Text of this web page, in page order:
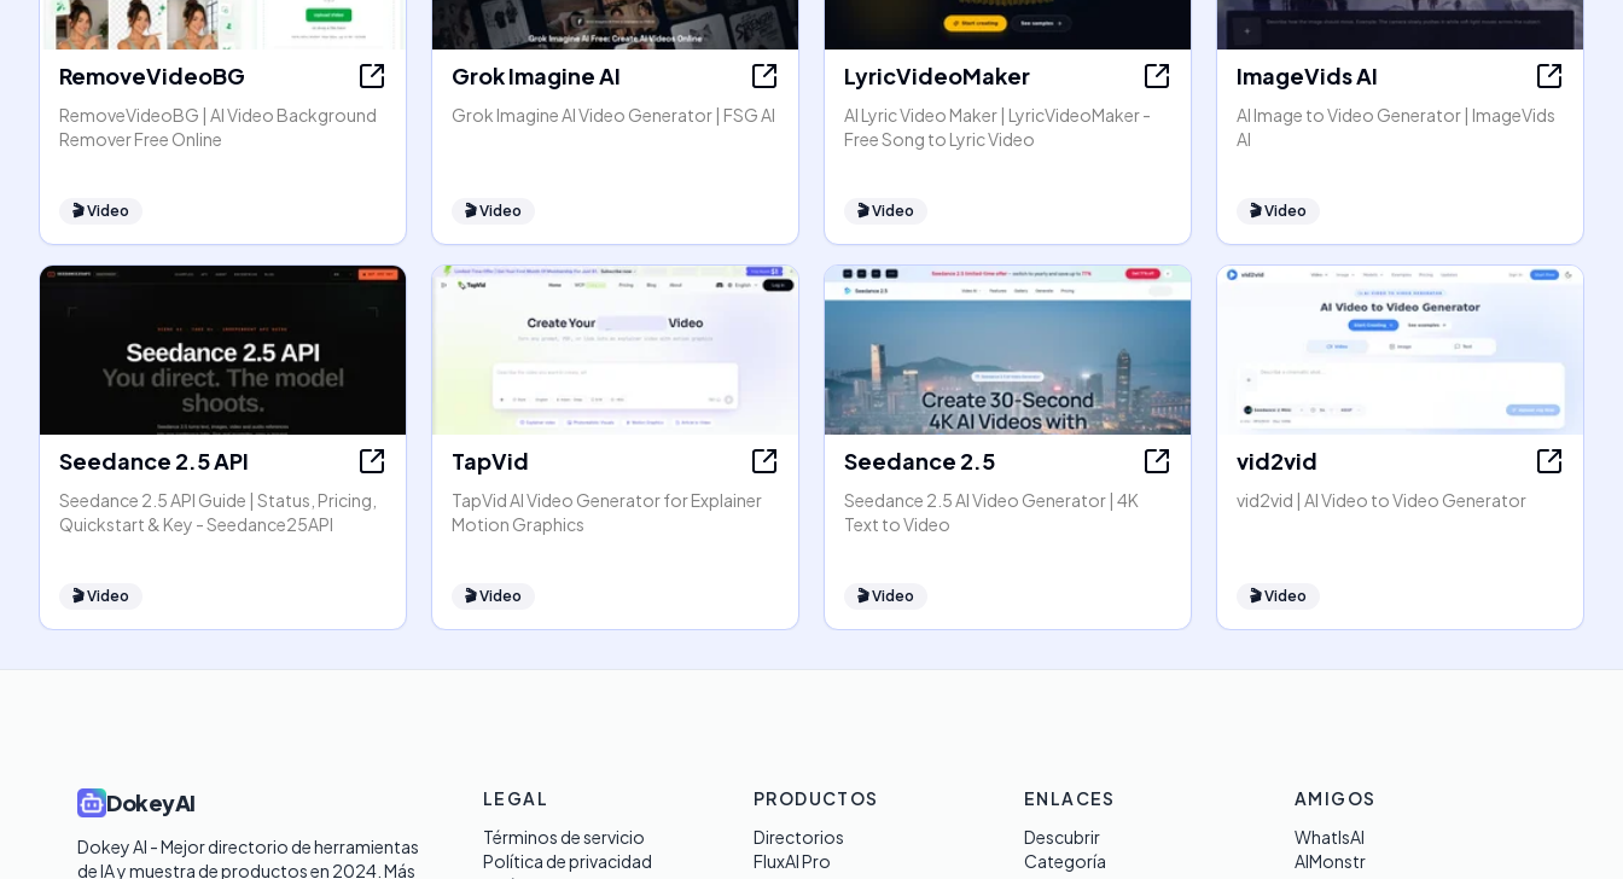
RemoveVideoBG
RemoveVideoBG | AI Video Background
Remover Free Online
🎬Video
Grok Imagine AI
Grok Imagine AI Video Generator | FSG AI
🎬Video
LyricVideoMaker
AI Lyric Video Maker | LyricVideoMaker -
Free Song to Lyric Video
🎬Video
ImageVids AI
AI Image to Video Generator | ImageVids
AI
🎬Video
Seedance 2.5 API
Seedance 2.5 API Guide | Status, Pricing,
Quickstart & Key - Seedance25API
🎬Video
TapVid
TapVid AI Video Generator for Explainer
Motion Graphics
🎬Video
Seedance 2.5
Seedance 2.5 AI Video Generator | 4K
Text to Video
🎬Video
vid2vid
vid2vid | AI Video to Video Generator
🎬Video
DokeyAI
Dokey AI - Mejor directorio de herramientas
de IA y muestra de productos en 2024. Más
LEGAL
Términos de servicio
Política de privacidad
PRODUCTOS
Directorios
FluxAI Pro
ENLACES
Descubrir
Categoría
AMIGOS
WhatIsAI
AIMonstr